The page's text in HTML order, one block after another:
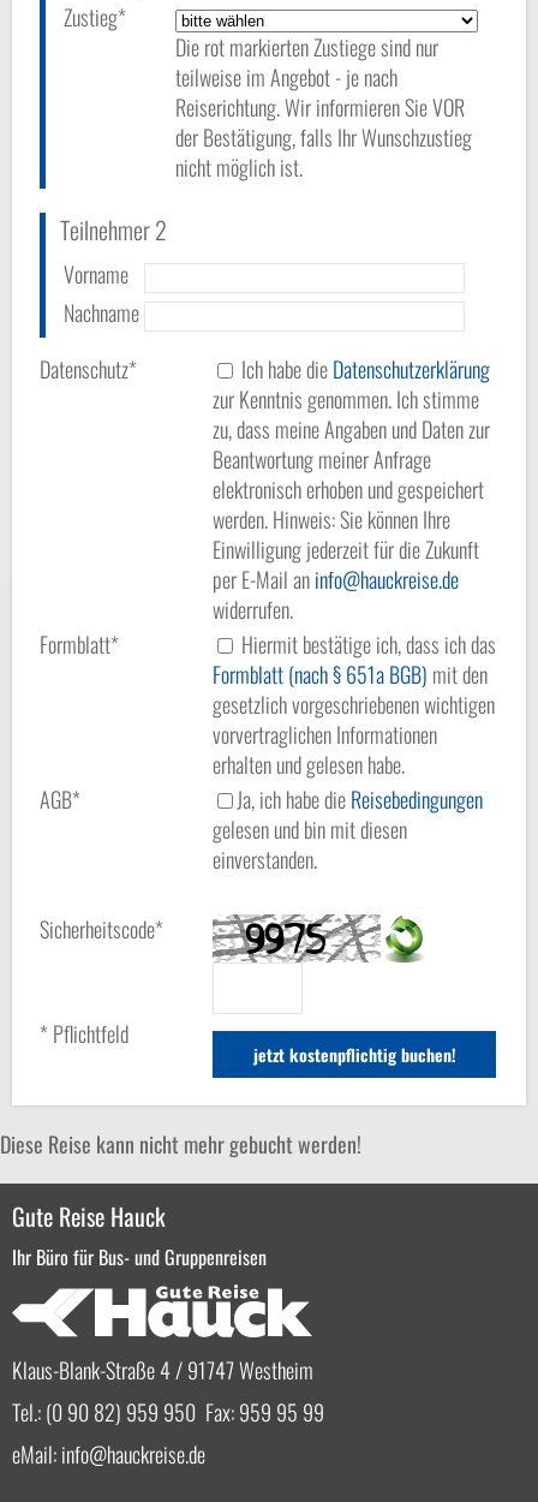
Zustieg*
Die rot markierten Zustiege sind nur
teilweise im Angebot - je nach
Reiserichtung. Wir informieren Sie VOR
der Bestätigung, falls Ihr Wunschzustieg
nicht möglich ist.
Teilnehmer 2
Vorname
Nachname
Datenschutz*
Ich habe dieDatenschutzerklärung
zur Kenntnis genommen. Ich stimme
zu, dass meine Angaben und Daten zur
Beantwortung meiner Anfrage
elektronisch erhoben und gespeichert
werden. Hinweis: Sie können Ihre
Einwilligung jederzeit für die Zukunft
per E-Mail aninfo
hauckreise.de
widerrufen.
Formblatt*
Hiermit bestätige ich, dass ich das
Formblatt (nach § 651a BGB) mit den
gesetzlich vorgeschriebenen wichtigen
vorvertraglichen Informationen
erhalten und gelesen habe.
AGB*
Ja, ich habe dieReisebedingungen
gelesen und bin mit diesen
einverstanden.
Sicherheitscode*
* Pflichtfeld
Diese Reise kann nicht mehr gebucht werden!
Gute Reise Hauck
Ihr Büro für Bus- und Gruppenreisen
Klaus-Blank-Straße 4 / 91747 Westheim
Tel.: (0 90 82) 959 950 Fax: 959 95 99
eMail:info hauckreise.de